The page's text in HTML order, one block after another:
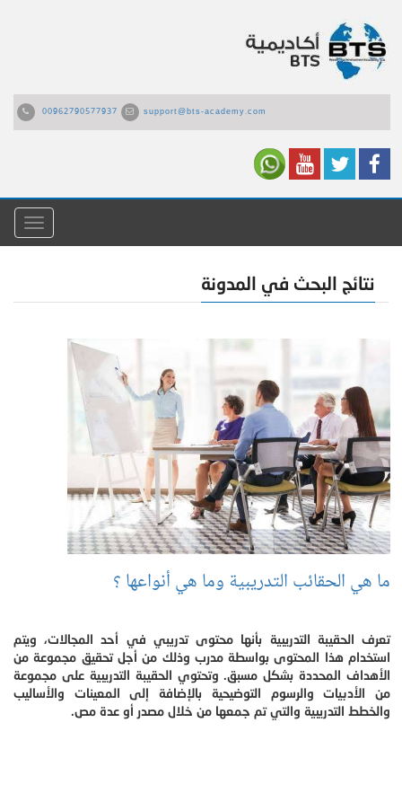
00962790577937 support@bts-academy.com
القائمة
نتائج البحث في المدونة
ما هي الحقائب التدريبية وما هي أنواعها ؟
تعرف الحقيبة التدريبية بأنها محتوى تدريبي في أحد المجالات، ويتم
استخدام هذا المحتوى بواسطة مدرب وذلك من أجل تحقيق مجموعة من
الأهداف المحددة بشكل مسبق. وتحتوي الحقيبة التدريبية على مجموعة
من الأدبيات والرسوم التوضيحية بالإضافة إلى المعينات والأساليب
والخطط التدريبية والتي تم جمعها من خلال مصدر أو عدة مص.